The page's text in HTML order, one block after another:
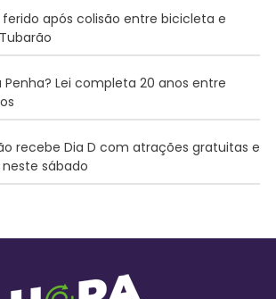
após colisão entre bicicleta e
Lei completa 20 anos entre
recebe Dia D com atrações gratuitas e
sábado